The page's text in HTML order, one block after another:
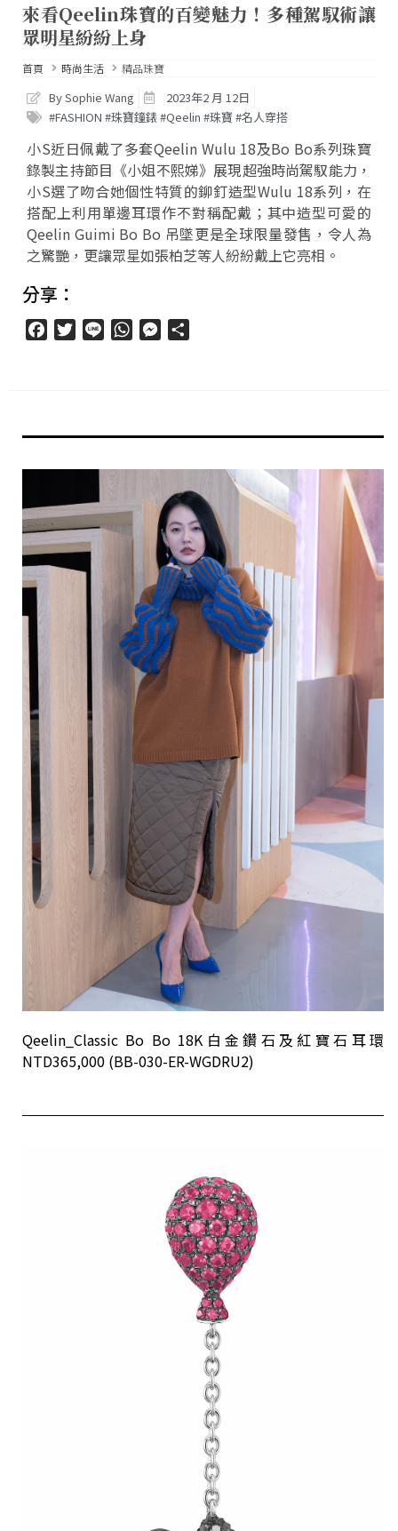
來看Qeelin珠寶的百變魅力！多種駕馭術讓
眾明星紛紛上身
首頁 時尚生活 精品珠寶
By Sophie Wang
2023年2 月 12日
#FASHION #珠寶鐘錶 #Qeelin #珠寶 #名人穿搭
小S近日佩戴了多套Qeelin Wulu 18及Bo Bo系列珠寶
錄製主持節目《小姐不熙娣》展現超強時尚駕馭能力，
小S選了吻合她個性特質的鉚釘造型Wulu 18系列，在
搭配上利用單邊耳環作不對稱配戴；其中造型可愛的
Qeelin Guimi Bo Bo 吊墜更是全球限量發售，令人為
之驚艷，更讓眾星如張柏芝等人紛紛戴上它亮相。
分享：
FacebookTwitter
Line WhatsAppMessenger
Qeelin_Classic Bo Bo 18K白金鑽石及紅寶石耳環
NTD365,000 (BB-030-ER-WGDRU2)